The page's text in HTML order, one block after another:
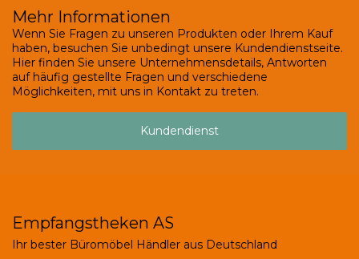
Mehr Informationen
Wenn Sie Fragen zu unseren Produkten oder Ihrem Kauf
haben, besuchen Sie unbedingt unsere Kundendienstseite.
Hier finden Sie unsere Unternehmensdetails, Antworten
auf häufig gestellte Fragen und verschiedene
Möglichkeiten, mit uns in Kontakt zu treten.
Kundendienst
Empfangstheken AS
Ihr bester Büromöbel Händler aus Deutschland